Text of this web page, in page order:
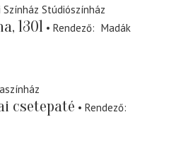
Színház Stúdiószínház
1301 Rendező
Madák
csetepaté
Rendező